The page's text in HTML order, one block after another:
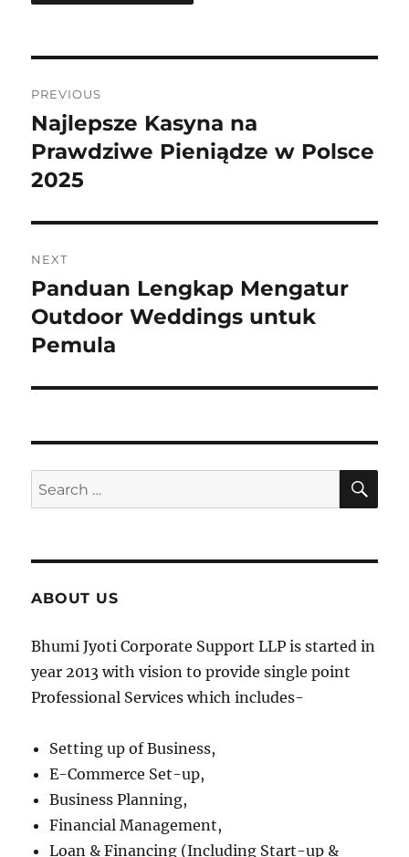
navigation
PREVIOUS
Previous
post:
Najlepsze Kasyna na
Prawdziwe Pieniądze w Polsce
2025
NEXT
Next
post:
Panduan Lengkap Mengatur
Outdoor Weddings untuk
Pemula
Search
for:
ABOUT US
Bhumi Jyoti Corporate Support LLP is started in
year 2013 with vision to provide single point
Professional Services which includes-
Setting up of Business,
E-Commerce Set-up,
Business Planning,
Financial Management,
Loan & Financing (Including Start-up &